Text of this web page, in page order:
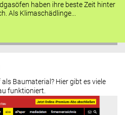
haben ihre beste Zeit hinter
Als Klimaschädlinge...
Baumaterial? Hier gibt es viele
funktioniert.